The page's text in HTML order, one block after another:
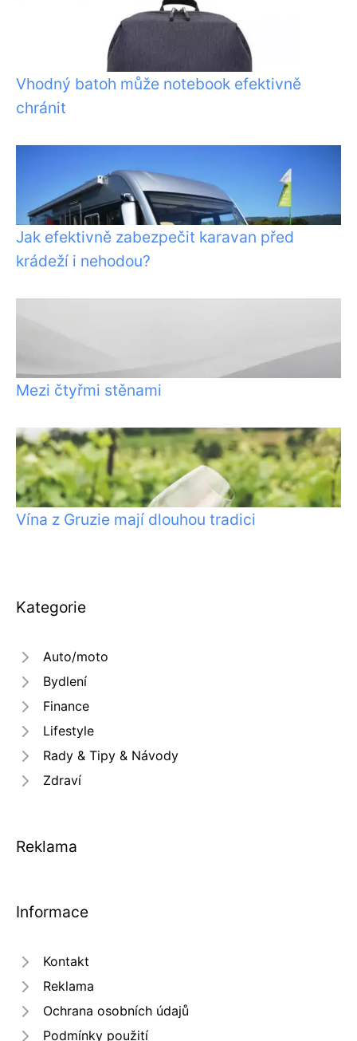
Vhodný batoh může notebook efektivně
chránit
Jak efektivně zabezpečit karavan před
krádeží i nehodou?
Mezi čtyřmi stěnami
Vína z Gruzie mají dlouhou tradici
Kategorie
Auto/moto
Bydlení
Finance
Lifestyle
Rady & Tipy & Návody
Zdraví
Reklama
Informace
Kontakt
Reklama
Ochrana osobních údajů
Podmínky použití